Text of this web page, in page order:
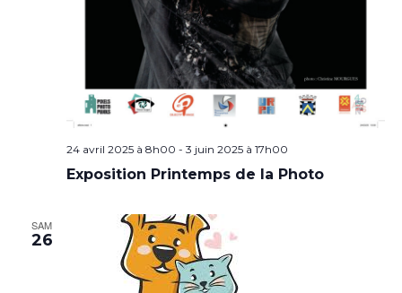
24 avril 2025 à 8h00 - 3 juin 2025 à 17h00
Exposition Printemps de la Photo
SAM
26